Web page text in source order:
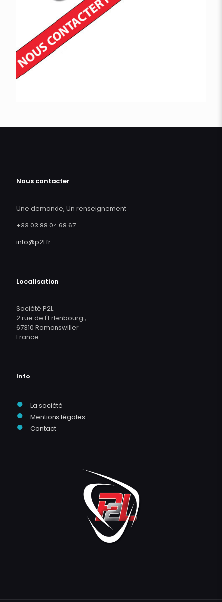
Nous contacter
Une demande, Un renseignement
+33 03 88 04 68 67
info@p2l.fr
Localisation
Société P2L
2 rue de l'Erlenbourg ,
67310 Romanswiller
France
Info
● La société
● Mentions légales
● Contact